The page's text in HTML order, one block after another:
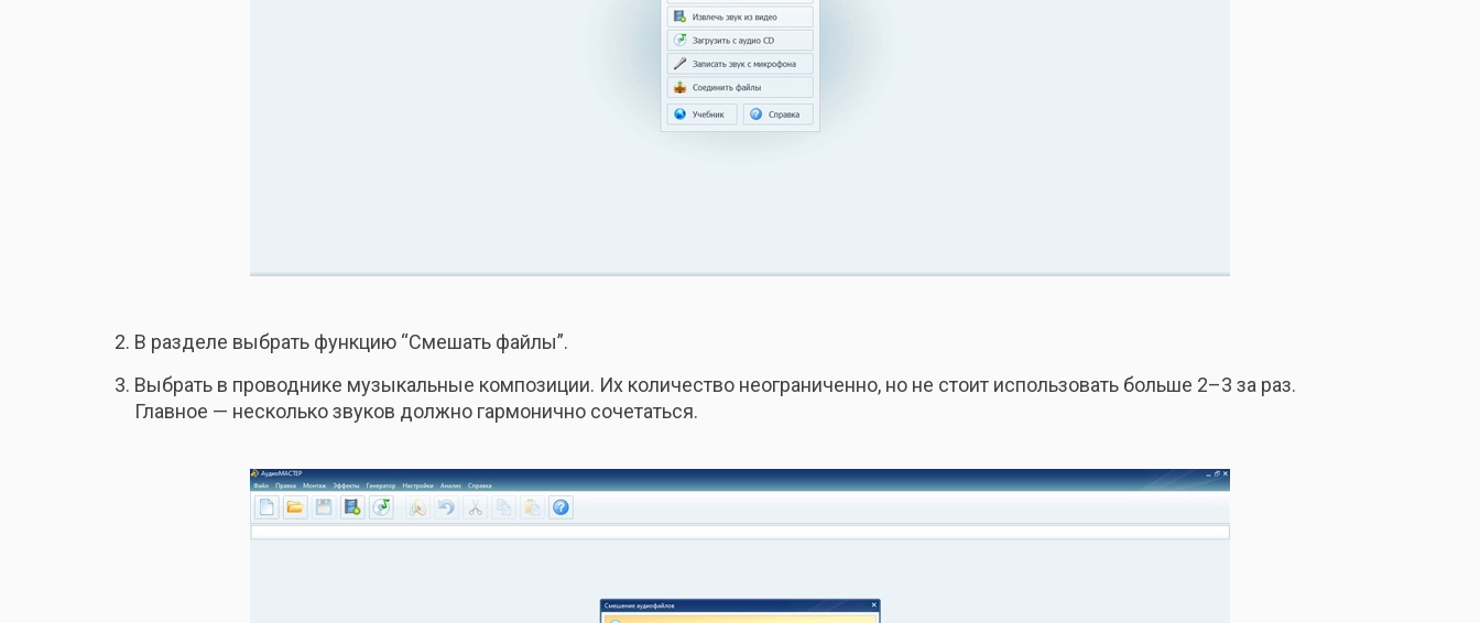
В разделе выбрать функцию “Смешать файлы”.
Выбрать в проводнике музыкальные композиции. Их количество неограниченно, но не стоит использовать больше 2–3 за раз.
Главное — несколько звуков должно гармонично сочетаться.